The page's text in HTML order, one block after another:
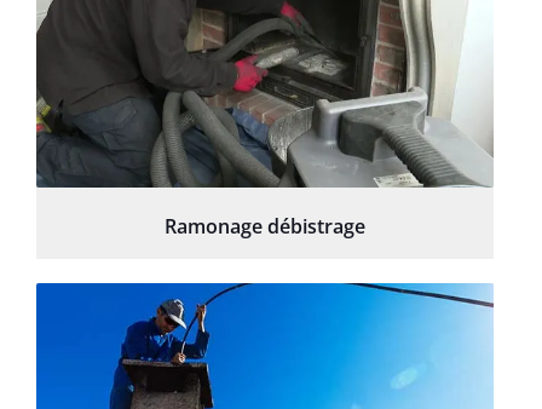
Ramonage débistrage